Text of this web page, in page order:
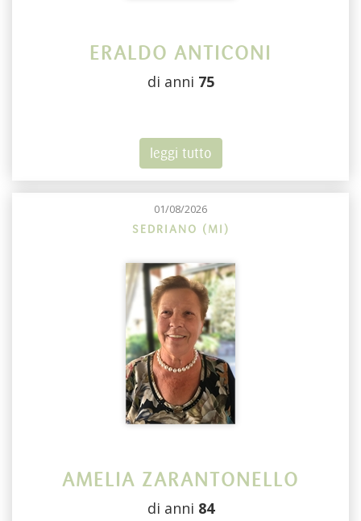
ERALDO ANTICONI
di anni 75
leggi tutto
01/08/2026
SEDRIANO (MI)
AMELIA ZARANTONELLO
di anni 84